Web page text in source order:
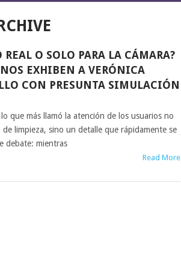
REAL O SOLO PARA LA CÁMARA?
EXHIBEN A VERÓNICA
CON PRESUNTA SIMULACIÓN
que más llamó la atención de los usuarios no
limpieza, sino un detalle que rápidamente se
debate: mientras
Read More